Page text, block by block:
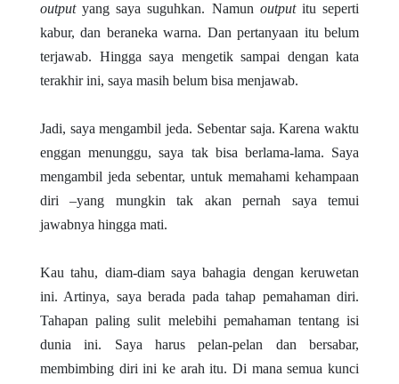
outputyang saya suguhkan. Namun outputitu seperti
kabur, dan beraneka warna. Dan pertanyaan itu belum
terjawab. Hingga saya mengetik sampai dengan kata
terakhir ini, saya masih belum bisa menjawab.
Jadi, saya mengambil jeda. Sebentar saja. Karena waktu
enggan menunggu, saya tak bisa berlama-lama. Saya
mengambil jeda sebentar, untuk memahami kehampaan
diri –yang mungkin tak akan pernah saya temui
jawabnya hingga mati.
Kau tahu, diam-diam saya bahagia dengan keruwetan
ini. Artinya, saya berada pada tahap pemahaman diri.
Tahapan paling sulit melebihi pemahaman tentang isi
dunia ini. Saya harus pelan-pelan dan bersabar,
membimbing diri ini ke arah itu. Di mana semua kunci